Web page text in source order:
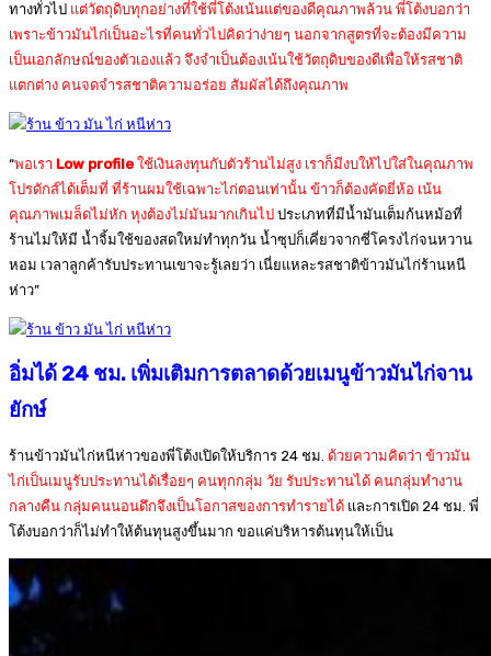
ทางทั่วไป แต่วัตถุดิบทุกอย่างที่ใช้พี่โต้งเน้นแต่ของดีคุณภาพล้วน พี่โต้งบอกว่า
เพราะข้าวมันไก่เป็นอะไรที่คนทั่วไปคิดว่าง่ายๆ นอกจากสูตรที่จะต้องมีความ
เป็นเอกลักษณ์ของตัวเองแล้ว จึงจำเป็นต้องเน้นใช้วัตถุดิบของดีเพื่อให้รสชาติ
แตกต่าง คนจดจำรสชาติความอร่อย สัมผัสได้ถึงคุณภาพ
“พอเรา Low profile ใช้เงินลงทุนกับตัวร้านไม่สูง เราก็มีงบให้ไปใส่ในคุณภาพ
โปรดักส์ได้เต็มที่ ที่ร้านผมใช้เฉพาะไก่ตอนเท่านั้น ข้าวก็ต้องคัดยี่ห้อ เน้น
คุณภาพเมล็ดไม่หัก หุงต้องไม่มันมากเกินไป ประเภทที่มีน้ำมันเต็มก้นหม้อที่
ร้านไม่ให้มี น้ำจิ้มใช้ของสดใหม่ทำทุกวัน น้ำซุปก็เคี่ยวจากซี่โครงไก่จนหวาน
หอม เวลาลูกค้ารับประทานเขาจะรู้เลยว่า เนี่ยแหละรสชาติข้าวมันไก่ร้านหนี
ห่าว”
อิ่มได้ 24 ชม. เพิ่มเติมการตลาดด้วยเมนูข้าวมันไก่จาน
ยักษ์
ร้านข้าวมันไก่หนีห่าวของพี่โต้งเปิดให้บริการ 24 ชม. ด้วยความคิดว่า ข้าวมัน
ไก่เป็นเมนูรับประทานได้เรื่อยๆ คนทุกกลุ่ม วัย รับประทานได้ คนกลุ่มทำงาน
กลางคืน กลุ่มคนนอนดึกจึงเป็นโอกาสของการทำรายได้ และการเปิด 24 ชม. พี่
โต้งบอกว่าก็ไม่ทำให้ต้นทุนสูงขึ้นมาก ขอแค่บริหารต้นทุนให้เป็น